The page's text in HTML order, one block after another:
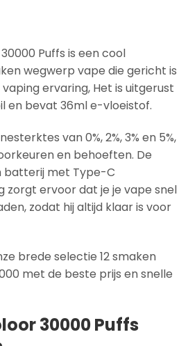
Puffs is een cool
wegwerp vape die gericht is
ervaring, Het is uitgerust
en bevat 36ml e-vloeistof.
van 0%, 2%, 3% en 5%,
en behoeften. De
batterij met Type-C
zorgt ervoor dat je je vape snel
zodat hij altijd klaar is voor
brede selectie 12 smaken
met de beste prijs en snelle
30000 Puffs